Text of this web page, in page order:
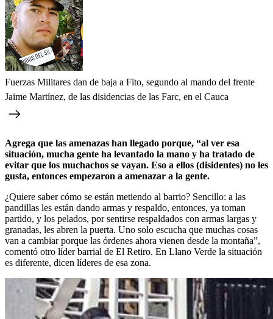
Fuerzas Militares dan de baja a Fito, segundo al mando del frente
Jaime Martínez, de las disidencias de las Farc, en el Cauca
Agrega que las amenazas han llegado porque, “al ver esa
situación, mucha gente ha levantado la mano y ha tratado de
evitar que los muchachos se vayan. Eso a ellos (disidentes) no les
gusta, entonces empezaron a amenazar a la gente.
¿Quiere saber cómo se están metiendo al barrio? Sencillo: a las
pandillas les están dando armas y respaldo, entonces, ya toman
partido, y los pelados, por sentirse respaldados con armas largas y
granadas, les abren la puerta. Uno solo escucha que muchas cosas
van a cambiar porque las órdenes ahora vienen desde la montaña”,
comentó otro líder barrial de El Retiro. En Llano Verde la situación
es diferente, dicen líderes de esa zona.